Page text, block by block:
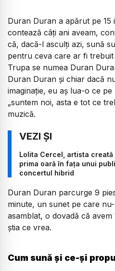
Duran Duran a apărut pe 15
contează câți ani aveam,
că, dacă-l asculți azi, sună
pentru ceva care ar fi
Trupa se numea Duran
Duran Duran și chiar dacă
imaginație, eu aș lua-o ce
„suntem noi, asta e tot ce
muzică.
Lolita Cercel, artista
prima oară în fața unui
concertul hibrid
Duran Duran parcurge 9
minute, un sunet pe care
asamblat, o dovadă că
ştia ce vrea.
Cum sună şi ce-şi